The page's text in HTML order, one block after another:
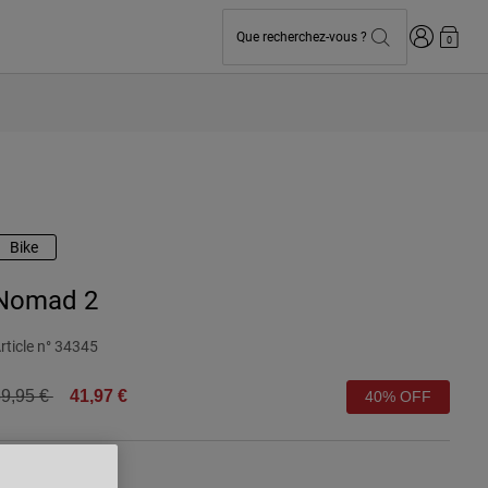
Que recherchez-vous ? Connexion
0
Bike
2
n° 34345
reduced from
€to 41,97 € 40% OFF